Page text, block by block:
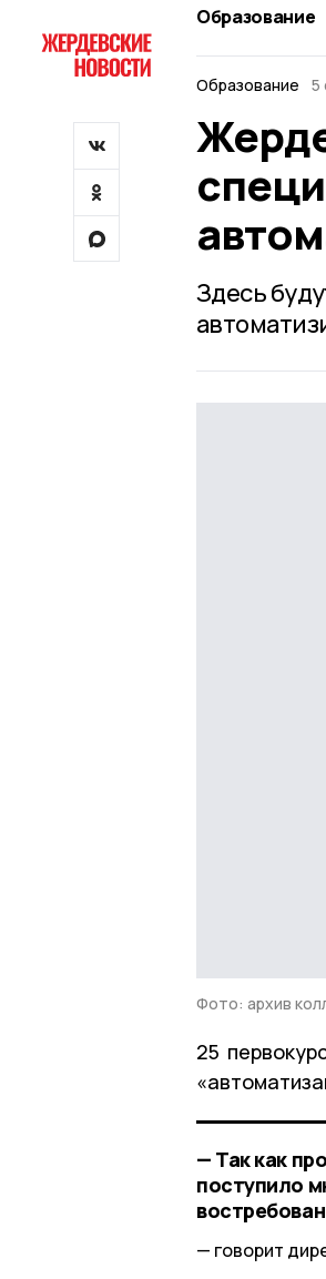
Образование
Образование
5
Здесь
Фото: архив
25
— Так как
поступило
говорит